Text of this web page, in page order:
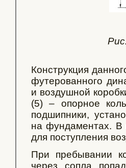
Конструкция
футерованного
и воздушной
(5) – опорное
подшипники,
на фундаментах.
для поступления
При пребывании
через сопла